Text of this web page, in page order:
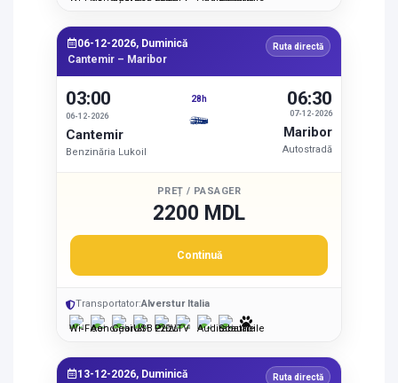
06-12-2026, Duminică
Cantemir – Maribor
Ruta directă
03:00
06-12-2026
Cantemir
Benzinăria Lukoil
28h
07-12-2026
06:30
Maribor
Autostradă
PREȚ / PASAGER
2200 MDL
Continuă
Transportator:Alverstur Italia
13-12-2026, Duminică
Ruta directă